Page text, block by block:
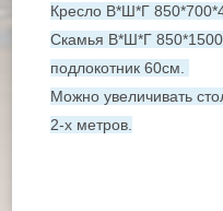
Кресло В*Ш*Г
Скамья В*Ш*Г
подлокотник 60см.
Можно увеличивать
2-х метров.